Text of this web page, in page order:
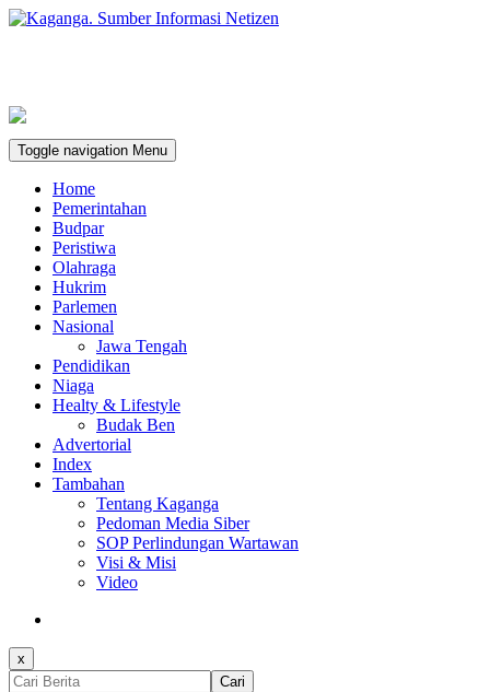
Toggle navigation Menu
Home
Pemerintahan
Budpar
Peristiwa
Olahraga
Hukrim
Parlemen
Nasional
Jawa Tengah
Pendidikan
Niaga
Healty & Lifestyle
Budak Ben
Advertorial
Index
Tambahan
Tentang Kaganga
Pedoman Media Siber
SOP Perlindungan Wartawan
Visi & Misi
Video
x
Cari